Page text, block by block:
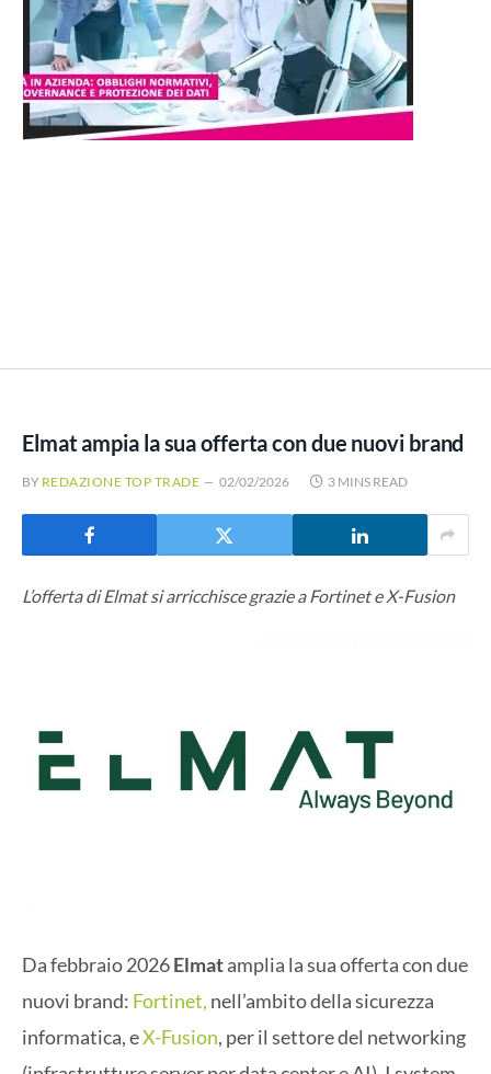
Elmat ampia la sua offerta con due nuovi brand
BY REDAZIONE TOP TRADE 02/02/2026 3 MINS READ
L’offerta di Elmat si arricchisce grazie a Fortinet e X-Fusion
Da febbraio 2026Elmatamplia la sua offerta con due
nuovi brand: Fortinet, nell’ambito della sicurezza
informatica, eX-Fusion, per il settore del networking